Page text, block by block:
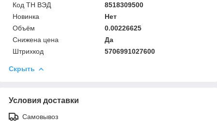
Код ТН ВЭД
8518309500
Новинка
Нет
Объём
0.00226625
Снижена цена
Да
Штрихкод
5706991027600
Скрыть
Условия доставки
Самовывоз